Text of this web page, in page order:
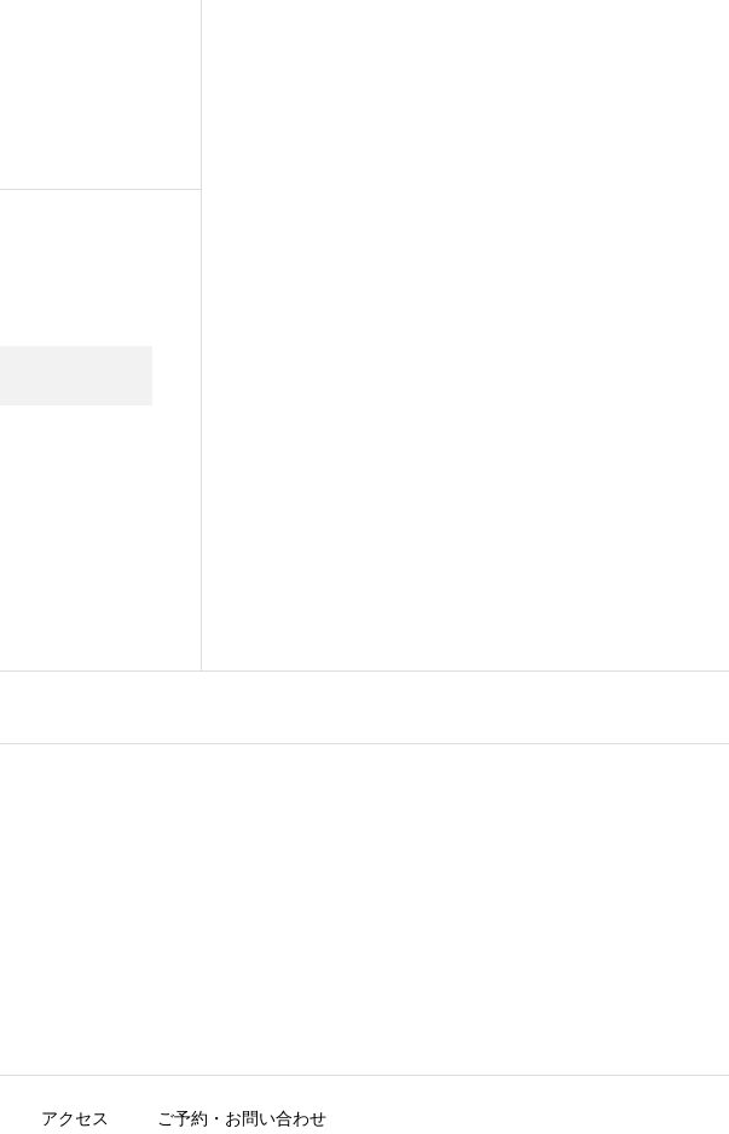
アクセス ご予約・お問い合わせ